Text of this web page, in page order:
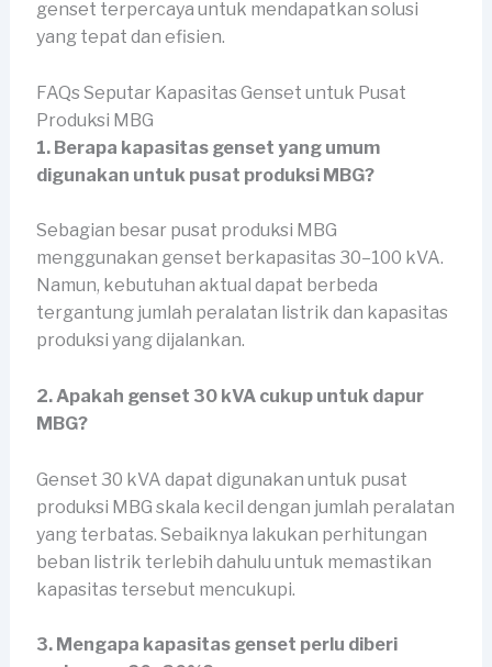
genset terpercaya untuk mendapatkan solusi
yang tepat dan efisien.
FAQs Seputar Kapasitas Genset untuk Pusat
Produksi MBG
1. Berapa kapasitas genset yang umum
digunakan untuk pusat produksi MBG?
Sebagian besar pusat produksi MBG
menggunakan genset berkapasitas 30–100 kVA.
Namun, kebutuhan aktual dapat berbeda
tergantung jumlah peralatan listrik dan kapasitas
produksi yang dijalankan.
2. Apakah genset 30 kVA cukup untuk dapur
MBG?
Genset 30 kVA dapat digunakan untuk pusat
produksi MBG skala kecil dengan jumlah peralatan
yang terbatas. Sebaiknya lakukan perhitungan
beban listrik terlebih dahulu untuk memastikan
kapasitas tersebut mencukupi.
3. Mengapa kapasitas genset perlu diberi